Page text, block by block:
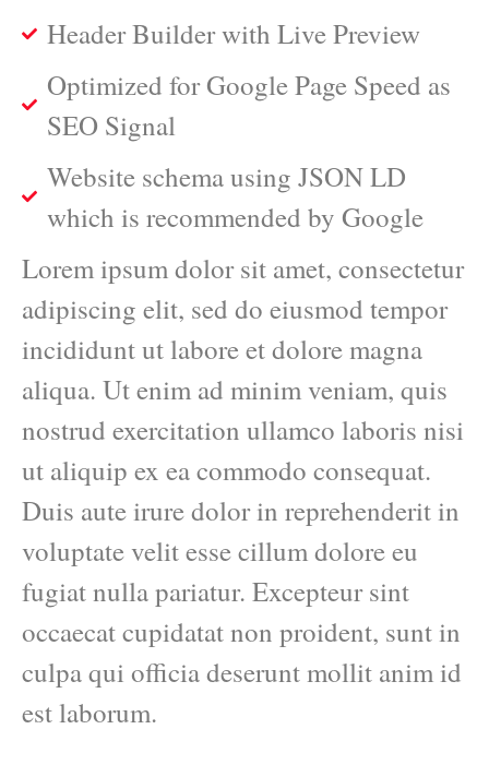
Header Builder with Live Preview
Optimized for Google Page Speed as
SEO Signal
Website schema using JSON LD
which is recommended by Google
Lorem ipsum dolor sit amet, consectetur
adipiscing elit, sed do eiusmod tempor
incididunt ut labore et dolore magna
aliqua. Ut enim ad minim veniam, quis
nostrud exercitation ullamco laboris nisi
ut aliquip ex ea commodo consequat.
Duis aute irure dolor in reprehenderit in
voluptate velit esse cillum dolore eu
fugiat nulla pariatur. Excepteur sint
occaecat cupidatat non proident, sunt in
culpa qui officia deserunt mollit anim id
est laborum.